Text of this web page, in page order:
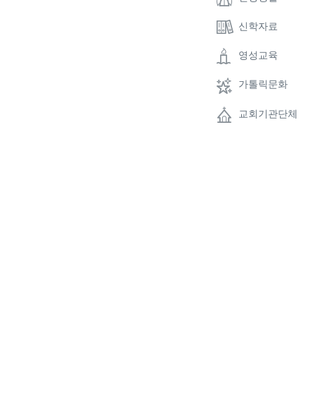
신학자료
영성교육
가톨릭문화
교회기관단체